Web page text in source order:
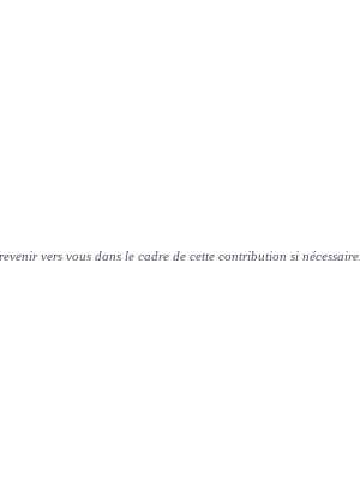
vers vous dans le cadre de cette contribution si nécessaire.